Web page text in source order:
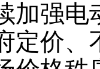
加强
定价